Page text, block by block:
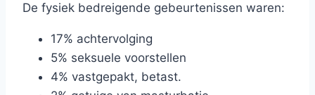
De fysiek bedreigende gebeurtenissen waren:
17% achtervolging
5% seksuele voorstellen
4% vastgepakt, betast.